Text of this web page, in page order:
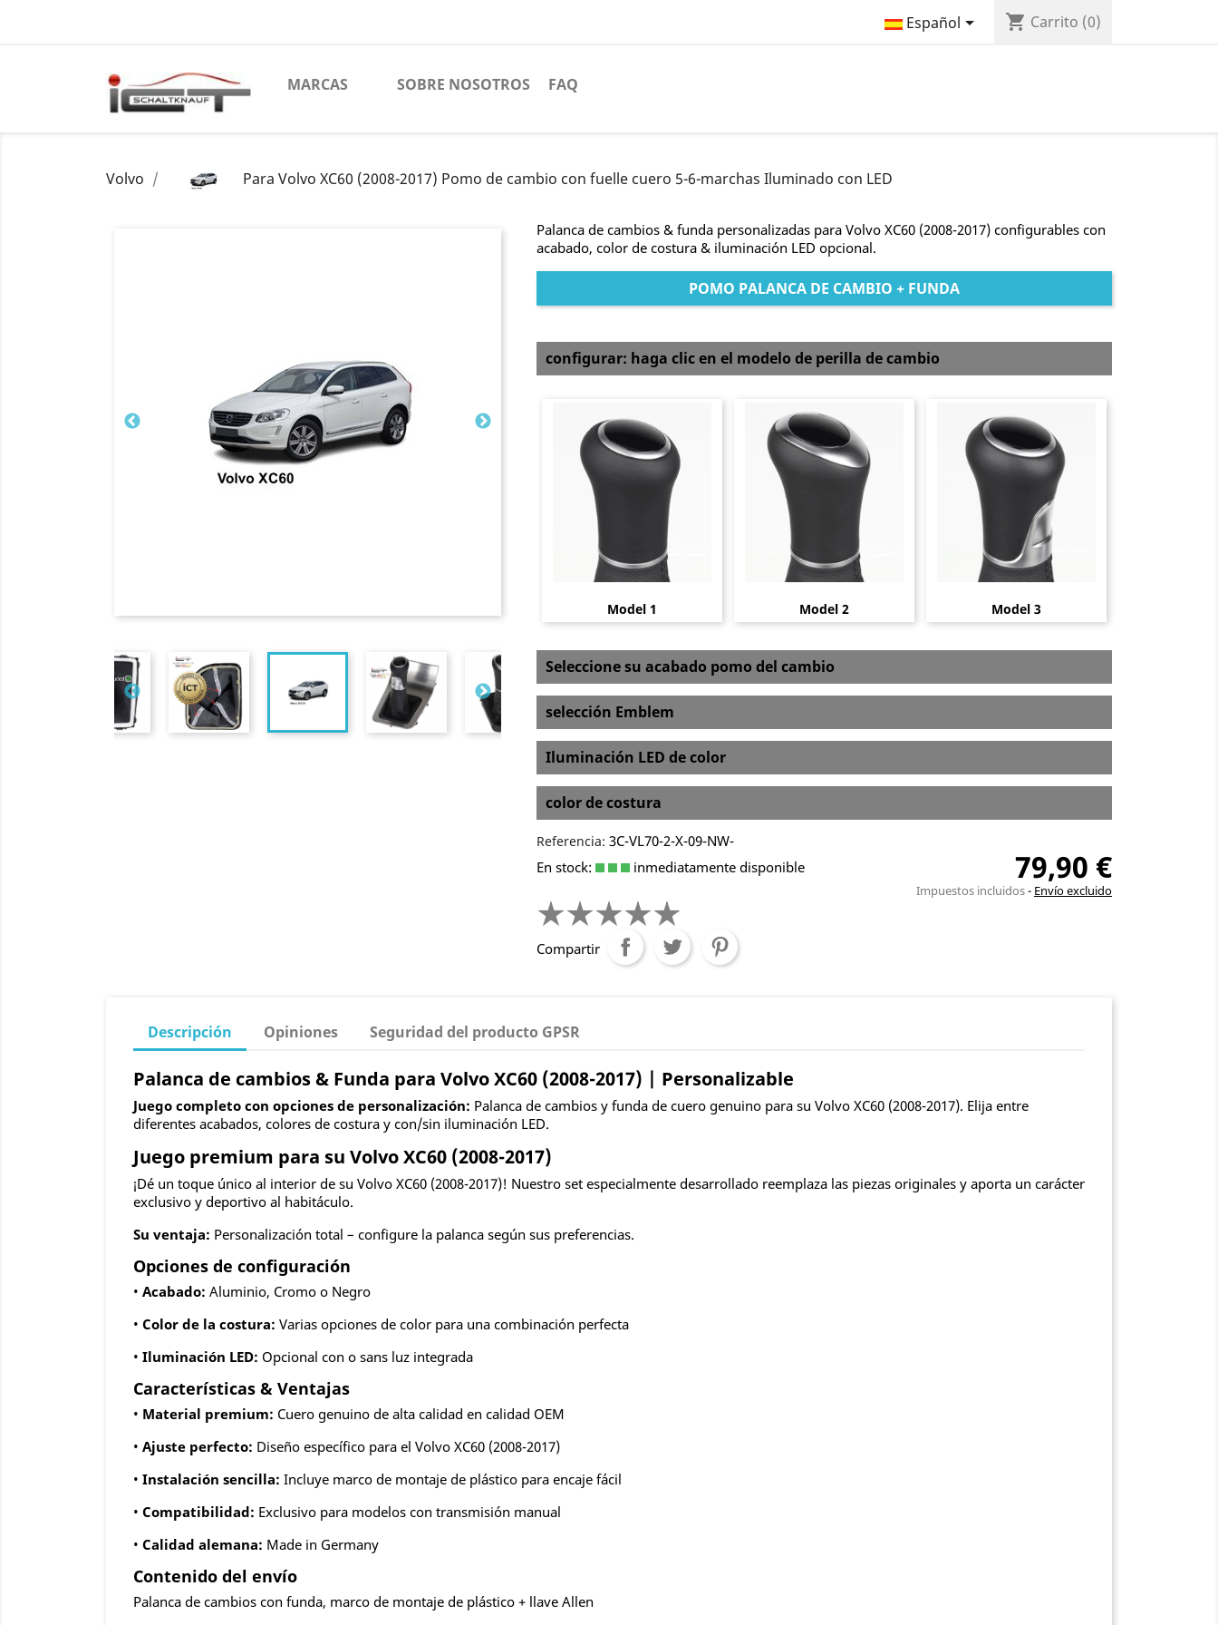
Español shopping_cart Carrito (0)
MARCAS SOBRE NOSOTROS FAQ
Volvo Para Volvo XC60 (2008-2017) Pomo de cambio con fuelle cuero 5-6-marchas Iluminado con LED
Palanca de cambios & funda personalizadas para Volvo XC60 (2008-2017) configurables con
acabado, color de costura & iluminación LED opcional.
POMO PALANCA DE CAMBIO + FUNDA
configurar: haga clic en el modelo de perilla de cambio
Model 1 Model 2 Model 3
Seleccione su acabado pomo del cambio
selección Emblem
Iluminación LED de color
color de costura
Referencia: 3C-VL70-2-X-09-NW-
En stock:
inmediatamente disponible 79,90 €
Impuestos incluidos Envío excluido
Compartir
Descripción Opiniones Seguridad del producto GPSR
Palanca de cambios & Funda para Volvo XC60 (2008-2017) | Personalizable
Juego completo con opciones de personalización: Palanca de cambios y funda de cuero genuino para su Volvo XC60 (2008-2017). Elija entre
diferentes acabados, colores de costura y con/sin iluminación LED.
Juego premium para su Volvo XC60 (2008-2017)
¡Dé un toque único al interior de su Volvo XC60 (2008-2017)! Nuestro set especialmente desarrollado reemplaza las piezas originales y aporta un carácter
exclusivo y deportivo al habitáculo.
Su ventaja: Personalización total – configure la palanca según sus preferencias.
Opciones de configuración
• Acabado: Aluminio, Cromo o Negro
• Color de la costura: Varias opciones de color para una combinación perfecta
• Iluminación LED: Opcional con o sans luz integrada
Características & Ventajas
• Material premium: Cuero genuino de alta calidad en calidad OEM
• Ajuste perfecto: Diseño específico para el Volvo XC60 (2008-2017)
• Instalación sencilla: Incluye marco de montaje de plástico para encaje fácil
• Compatibilidad: Exclusivo para modelos con transmisión manual
• Calidad alemana: Made in Germany
Contenido del envío
Palanca de cambios con funda, marco de montaje de plástico + llave Allen